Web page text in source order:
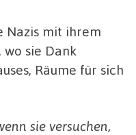
Nazis mit ihrem
sie Dank
Räume für sich
sie versuchen,